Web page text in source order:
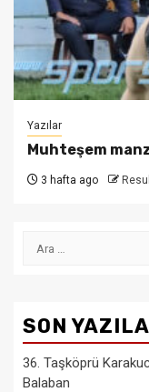
Yazılar
Muhteşem
3 hafta ago
Arama:
SON
36. Taşköprü
Balaban